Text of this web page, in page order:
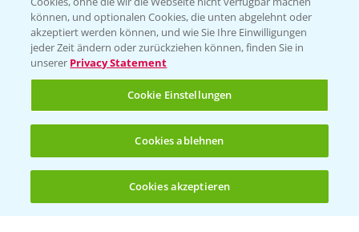
(noch 4)
PRE - Chemikalien sicher entsorgen
Sammelstellen und Termine
Kontakt & Notfall
Beratung auf WhatsApp
+49 (0)174 346 564 1
können, und optionalen Cookies, die unten abgelehnt oder
akzeptiert werden können, und wie Sie Ihre Einwilligungen
jeder Zeit ändern oder zurückziehen können, finden Sie in
unserer Privacy Statement
Cookie Einstellungen
Cookies ablehnen
Cookies akzeptieren